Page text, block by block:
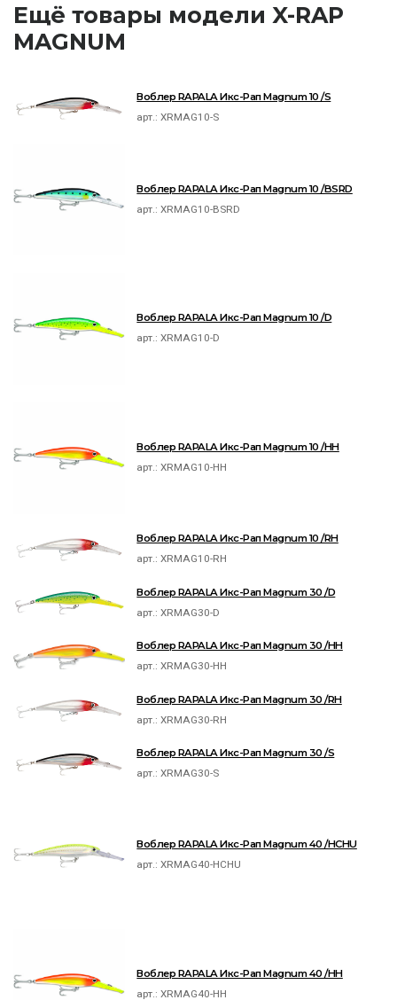
Ещё товары модели X-RAP
MAGNUM
Воблер RAPALA Икс-Рап Magnum 10 /S
арт.:XRMAG10-S
Воблер RAPALA Икс-Рап Magnum 10 /BSRD
арт.:XRMAG10-BSRD
Воблер RAPALA Икс-Рап Magnum 10 /D
арт.:XRMAG10-D
Воблер RAPALA Икс-Рап Magnum 10 /HH
арт.:XRMAG10-HH
Воблер RAPALA Икс-Рап Magnum 10 /RH
арт.:XRMAG10-RH
Воблер RAPALA Икс-Рап Magnum 30 /D
арт.:XRMAG30-D
Воблер RAPALA Икс-Рап Magnum 30 /HH
арт.:XRMAG30-HH
Воблер RAPALA Икс-Рап Magnum 30 /RH
арт.:XRMAG30-RH
Воблер RAPALA Икс-Рап Magnum 30 /S
арт.:XRMAG30-S
Воблер RAPALA Икс-Рап Magnum 40 /HCHU
арт.:XRMAG40-HCHU
Воблер RAPALA Икс-Рап Magnum 40 /HH
арт.:XRMAG40-HH